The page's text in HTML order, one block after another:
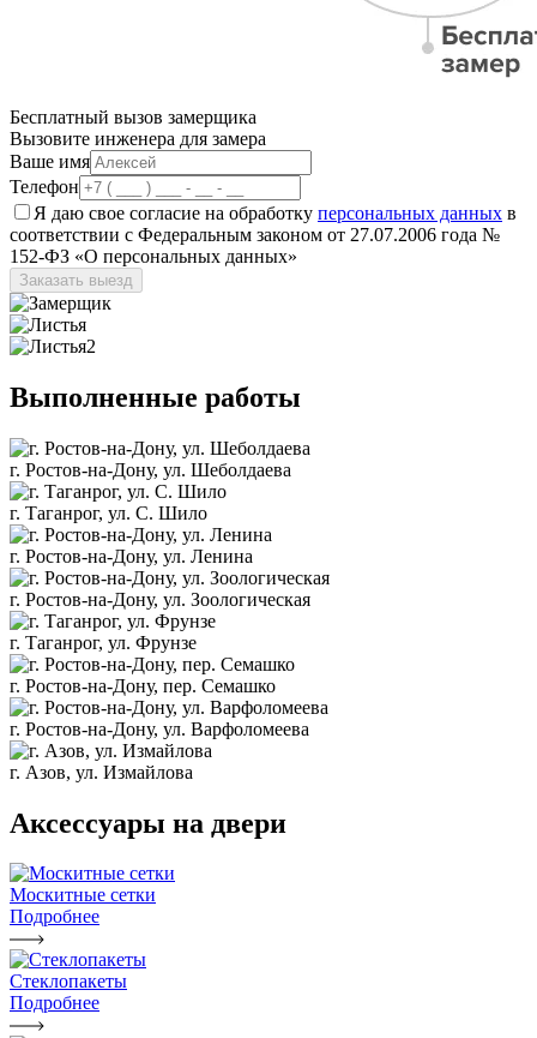
Бесплатный вызов замерщика
Вызовите инженера для замера
Ваше имя
Телефон
Я даю свое согласие на обработку персональных данных в
соответствии с Федеральным законом от 27.07.2006 года №
152-ФЗ «О персональных данных»
Заказать выезд
Выполненные работы
г. Ростов-на-Дону, ул. Шеболдаева
г. Таганрог, ул. С. Шило
г. Ростов-на-Дону, ул. Ленина
г. Ростов-на-Дону, ул. Зоологическая
г. Таганрог, ул. Фрунзе
г. Ростов-на-Дону, пер. Семашко
г. Ростов-на-Дону, ул. Варфоломеева
г. Азов, ул. Измайлова
Аксессуары на двери
Москитные сетки
Подробнее
Стеклопакеты
Подробнее